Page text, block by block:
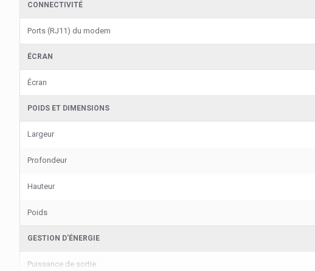
CONNECTIVITÉ
Ports (RJ11) du modem
ÉCRAN
Écran
POIDS ET DIMENSIONS
Largeur
Profondeur
Hauteur
Poids
GESTION D'ÉNERGIE
Puissance de sortie